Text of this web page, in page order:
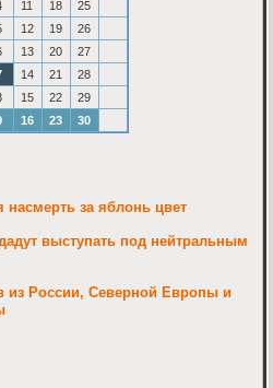
11 18
25
12 19
26
13 20
27
14 21
28
15 22
29
16 23 30
насмерть за яблонь цвет
выступать под нейтральным
из России, Северной Европы и